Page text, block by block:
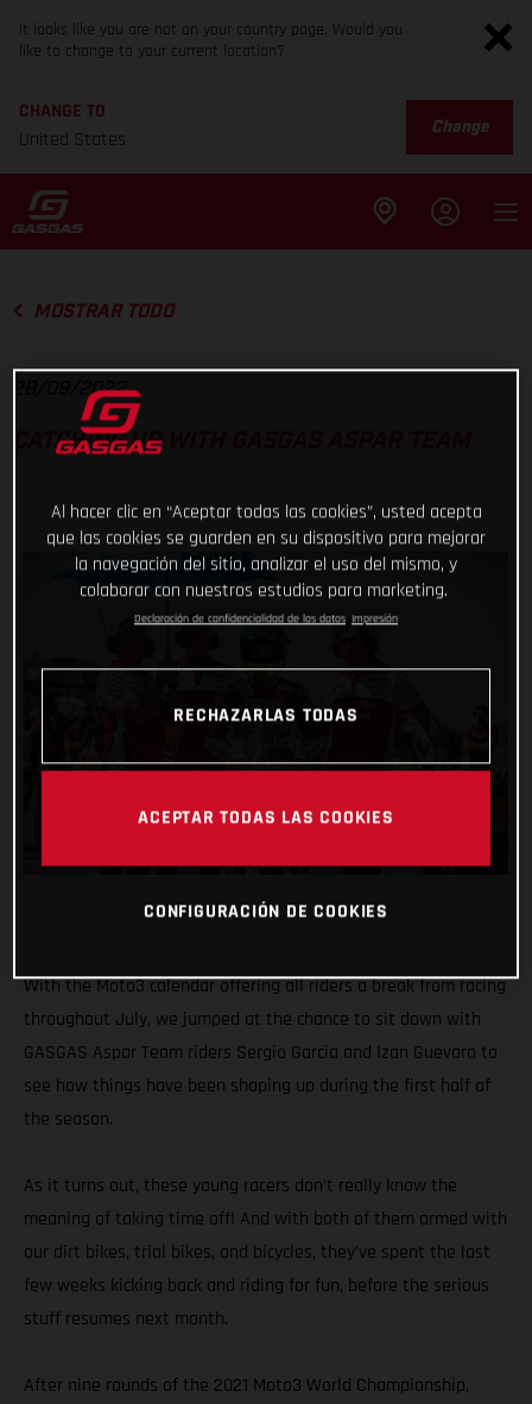
It looks like you are not on your country page. Would you
like to change to your current location?
CHANGE TO
United States
Change
MOSTRAR TODO
28/09/2022
CATCHING UP WITH GASGAS ASPAR TEAM
With the Moto3 calendar offering all riders a break from racing
throughout July, we jumped at the chance to sit down with
GASGAS Aspar Team riders Sergio Garcia and Izan Guevara to
see how things have been shaping up during the first half of
the season.
As it turns out, these young racers don’t really know the
meaning of taking time off! And with both of them armed with
our dirt bikes, trial bikes, and bicycles, they’ve spent the last
few weeks kicking back and riding for fun, before the serious
stuff resumes next month.
After nine rounds of the 2021 Moto3 World Championship,
Al hacer clic en “Aceptar todas las cookies”, usted acepta
que las cookies se guarden en su dispositivo para mejorar
la navegación del sitio, analizar el uso del mismo, y
colaborar con nuestros estudios para marketing.
Declaración de confidencialidad de los datos Impresión
RECHAZARLAS TODAS
ACEPTAR TODAS LAS COOKIES
CONFIGURACIÓN DE COOKIES